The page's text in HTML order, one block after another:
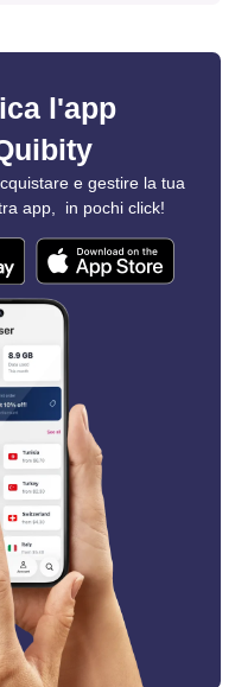
l'app
e gestire la tua
app, in pochi click!